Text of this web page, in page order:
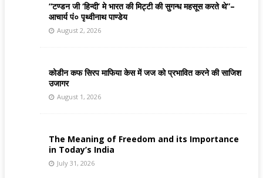
“टण्डन जी ‘हिन्दी’ मे भारत की मिट्टी की सुगन्ध महसूस करते थे”–
आचार्य पं० पृथ्वीनाथ पाण्डेय
August 2, 2026
कोडीन कफ सिरप माफिया केस में जज को प्रभावित करने की साजिश
उजागर
August 1, 2026
The Meaning of Freedom and its Importance
in Today’s India
July 31, 2026